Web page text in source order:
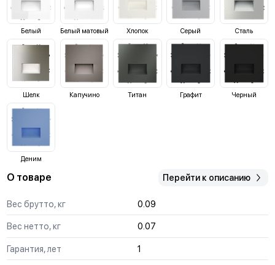
Белый Белый матовый Хлопок Серый Сталь
Шелк Капучино Титан Графит Черный
Деним
О товаре Перейти к описанию
Вес брутто, кг 0.09
Вес нетто, кг 0.07
Гарантия, лет 1